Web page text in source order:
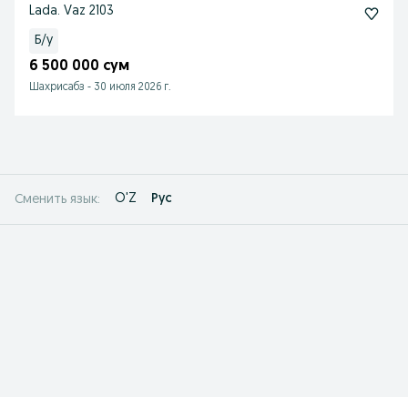
Lada. Vaz 2103
Б/у
6 500 000 сум
Шахрисабз - 30 июля 2026 г.
Сменить язык: O'Z Рус